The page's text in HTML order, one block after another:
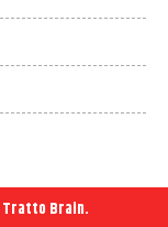
Tratto Brain.